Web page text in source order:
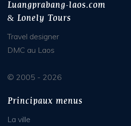
Luangprabang-laos.com
& Lonely Tours
Travel designer
DMC au Laos
© 2005 - 2026
Principaux menus
La ville